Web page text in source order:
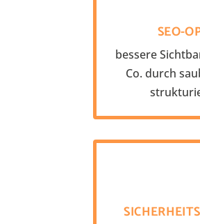
SEO-
bessere
Co. durch